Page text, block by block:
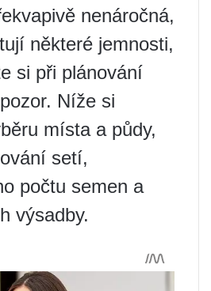
nenáročná,
některé jemnosti,
si při plánování
Níže si
místa a půdy,
setí,
počtu semen a
výsadby.